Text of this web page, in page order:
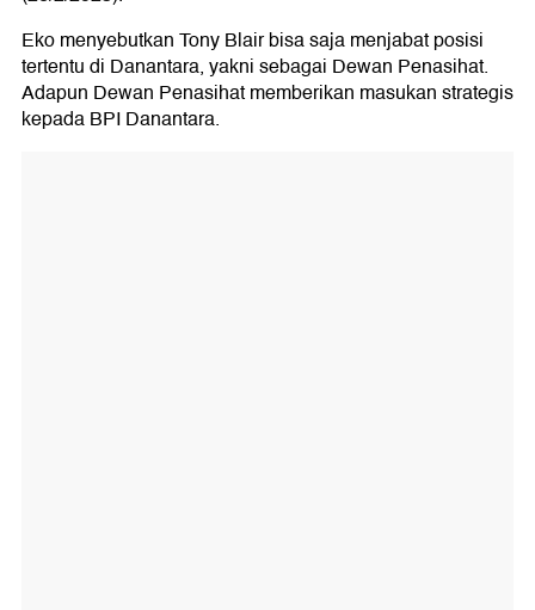
Eko menyebutkan Tony Blair bisa saja menjabat posisi
tertentu di Danantara, yakni sebagai Dewan Penasihat.
Adapun Dewan Penasihat memberikan masukan strategis
kepada BPI Danantara.